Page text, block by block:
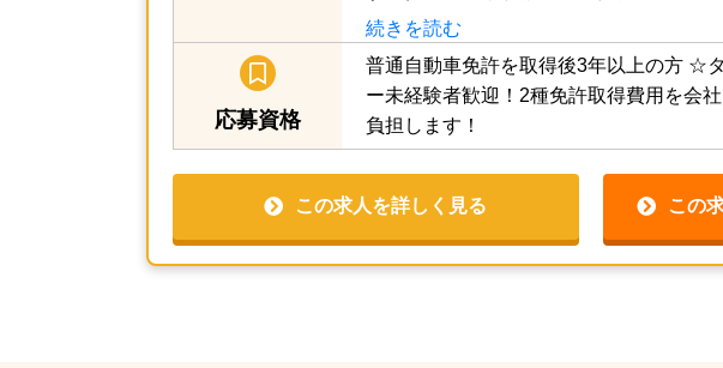
続きを読む
応募資格
普通自動車免許を取得後3年以上の方 ☆
ー未経験者歓迎！2種免許取得費用を会
負担します！
この求人を詳しく見る この